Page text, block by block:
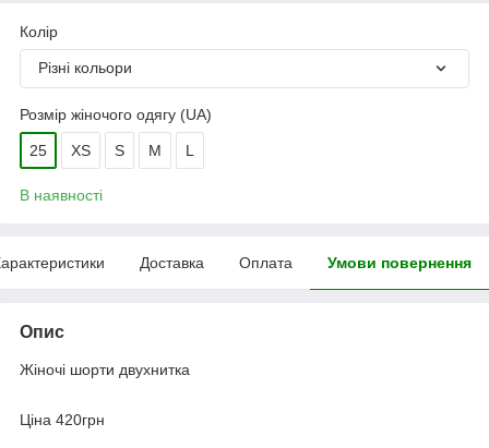
Колір
Різні кольори
Розмір жіночого одягу (UA)
25 XS S M L
В наявності
Доставка Оплата Умови повернення
Опис
Жіночі шорти двухнитка
Ціна 420грн